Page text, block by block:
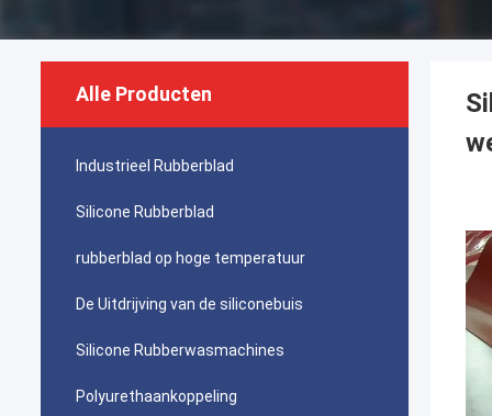
Alle Producten
Industrieel Rubberblad
Silicone Rubberblad
rubberblad op hoge temperatuur
De Uitdrijving van de siliconebuis
Silicone Rubberwasmachines
Polyurethaankoppeling